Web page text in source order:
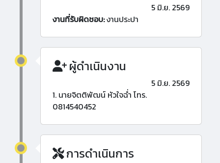
5 มิ.ย. 2569
งานที่รับผิดชอบ:งานประปา
ผู้ดำเนินงาน
5 มิ.ย. 2569
1. นายจิตติพัฒน์ หัวใจฉ่ำ โทร.
0814540452
การดำเนินการ